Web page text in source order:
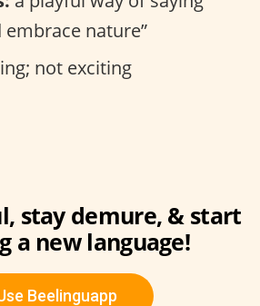
embrace nature”
not exciting
stay demure, & start
a new language!
Beelinguapp